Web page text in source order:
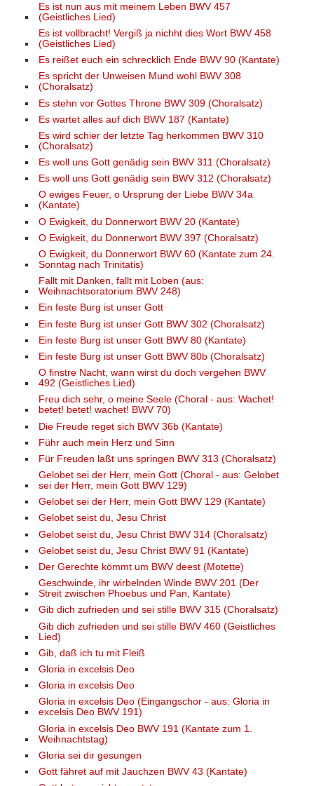
Es ist nun aus mit meinem Leben BWV 457
(Geistliches Lied)
Es ist vollbracht! Vergiß ja nichht dies Wort BWV 458
(Geistliches Lied)
Es reißet euch ein schrecklich Ende BWV 90 (Kantate)
Es spricht der Unweisen Mund wohl BWV 308
(Choralsatz)
Es stehn vor Gottes Throne BWV 309 (Choralsatz)
Es wartet alles auf dich BWV 187 (Kantate)
Es wird schier der letzte Tag herkommen BWV 310
(Choralsatz)
Es woll uns Gott genädig sein BWV 311 (Choralsatz)
Es woll uns Gott genädig sein BWV 312 (Choralsatz)
O ewiges Feuer, o Ursprung der Liebe BWV 34a
(Kantate)
O Ewigkeit, du Donnerwort BWV 20 (Kantate)
O Ewigkeit, du Donnerwort BWV 397 (Choralsatz)
O Ewigkeit, du Donnerwort BWV 60 (Kantate zum 24.
Sonntag nach Trinitatis)
Fallt mit Danken, fallt mit Loben (aus:
Weihnachtsoratorium BWV 248)
Ein feste Burg ist unser Gott
Ein feste Burg ist unser Gott BWV 302 (Choralsatz)
Ein feste Burg ist unser Gott BWV 80 (Kantate)
Ein feste Burg ist unser Gott BWV 80b (Choralsatz)
O finstre Nacht, wann wirst du doch vergehen BWV
492 (Geistliches Lied)
Freu dich sehr, o meine Seele (Choral - aus: Wachet!
betet! betet! wachet! BWV 70)
Die Freude reget sich BWV 36b (Kantate)
Führ auch mein Herz und Sinn
Für Freuden laßt uns springen BWV 313 (Choralsatz)
Gelobet sei der Herr, mein Gott (Choral - aus: Gelobet
sei der Herr, mein Gott BWV 129)
Gelobet sei der Herr, mein Gott BWV 129 (Kantate)
Gelobet seist du, Jesu Christ
Gelobet seist du, Jesu Christ BWV 314 (Choralsatz)
Gelobet seist du, Jesu Christ BWV 91 (Kantate)
Der Gerechte kömmt um BWV deest (Motette)
Geschwinde, ihr wirbelnden Winde BWV 201 (Der
Streit zwischen Phoebus und Pan, Kantate)
Gib dich zufrieden und sei stille BWV 315 (Choralsatz)
Gib dich zufrieden und sei stille BWV 460 (Geistliches
Lied)
Gib, daß ich tu mit Fleiß
Gloria in excelsis Deo
Gloria in excelsis Deo
Gloria in excelsis Deo (Eingangschor - aus: Gloria in
excelsis Deo BWV 191)
Gloria in excelsis Deo BWV 191 (Kantate zum 1.
Weihnachtstag)
Gloria sei dir gesungen
Gott fähret auf mit Jauchzen BWV 43 (Kantate)